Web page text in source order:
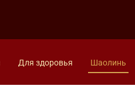
Для здоровья Шаолинь